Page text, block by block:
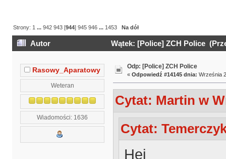
Strony: 1 ...942 943 [944]945 946 ... 1453 Na dół
Autor Wątek: [Police] ZCH Police
Rasowy_Aparatowy
Weteran
Wiadomości: 1636
Odp: [Police] ZCH Police
« Odpowiedź #14145 dnia: Września
Cytat: Martin w
Cytat:
Hej